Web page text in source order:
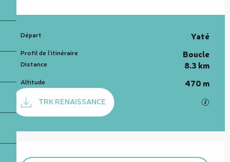
Informations pratiques
Départ Yaté
Profil de l’itinéraire Boucle
Distance 8.3 km
Altitude 470 m
DocumentationTRK RENAISSANCE